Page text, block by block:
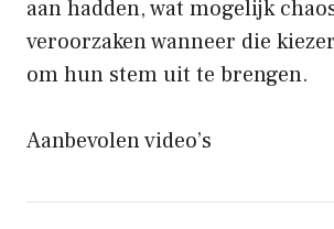
aan hadden, wat mogelijk
veroorzaken wanneer die
om hun stem uit te brengen.
Aanbevolen video’s